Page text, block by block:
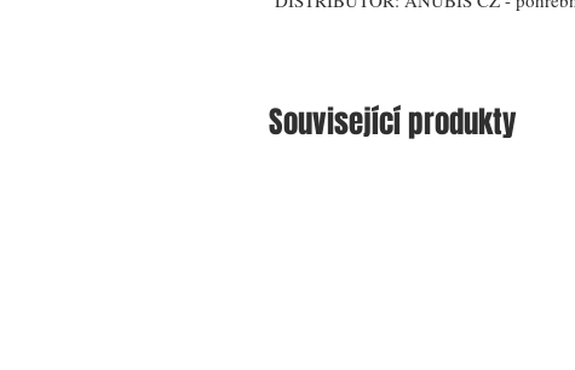
Související produkty